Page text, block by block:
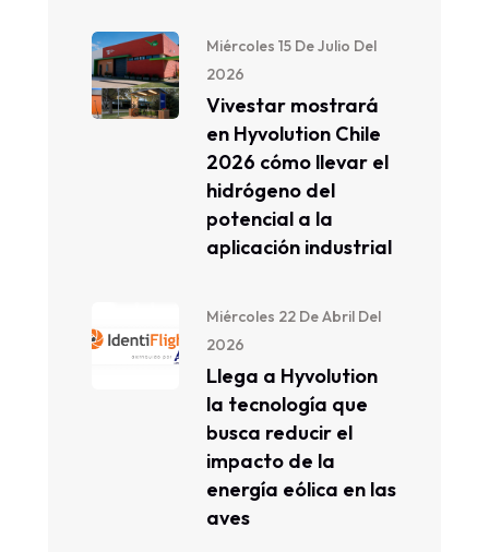
Miércoles 15 De Julio Del
2026
Vivestar mostrará
en Hyvolution Chile
2026 cómo llevar el
hidrógeno del
potencial a la
aplicación industrial
Miércoles 22 De Abril Del
2026
Llega a Hyvolution
la tecnología que
busca reducir el
impacto de la
energía eólica en las
aves